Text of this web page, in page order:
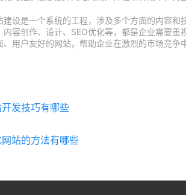
建设是一个系统的工程，涉及多个方面的内容
内容创作、设计、SEO优化等，都是企业需要
用户友好的网站，帮助企业在激烈的市场竞争
开发技巧有哪些
站的方法有哪些